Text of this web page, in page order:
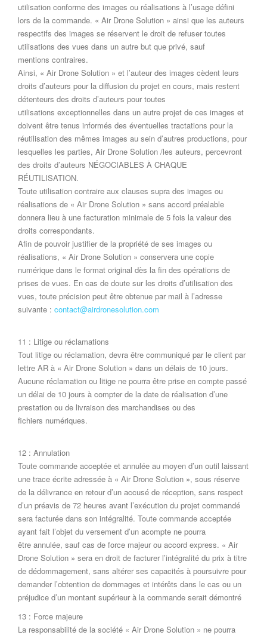
utilisation conforme des images ou réalisations à l’usage défini
lors de la commande. « Air Drone Solution » ainsi que les auteurs
respectifs des images se réservent le droit de refuser toutes
utilisations des vues dans un autre but que privé, sauf
mentions contraires.
Ainsi, « Air Drone Solution » et l’auteur des images cèdent leurs
droits d’auteurs pour la diffusion du projet en cours, mais restent
détenteurs des droits d’auteurs pour toutes
utilisations exceptionnelles dans un autre projet de ces images et
doivent être tenus informés des éventuelles tractations pour la
réutilisation des mêmes images au sein d’autres productions, pour
lesquelles les parties, Air Drone Solution /les auteurs, percevront
des droits d’auteurs NÉGOCIABLES À CHAQUE
RÉUTILISATION.
Toute utilisation contraire aux clauses supra des images ou
réalisations de « Air Drone Solution » sans accord préalable
donnera lieu à une facturation minimale de 5 fois la valeur des
droits correspondants.
Afin de pouvoir justifier de la propriété de ses images ou
réalisations, « Air Drone Solution » conservera une copie
numérique dans le format original dès la fin des opérations de
prises de vues. En cas de doute sur les droits d’utilisation des
vues, toute précision peut être obtenue par mail à l’adresse
suivante : contact@airdronesolution.com
11 : Litige ou réclamations
Tout litige ou réclamation, devra être communiqué par le client par
lettre AR à « Air Drone Solution » dans un délais de 10 jours.
Aucune réclamation ou litige ne pourra être prise en compte passé
un délai de 10 jours à compter de la date de réalisation d’une
prestation ou de livraison des marchandises ou des
fichiers numériques.
12 : Annulation
Toute commande acceptée et annulée au moyen d’un outil laissant
une trace écrite adressée à « Air Drone Solution », sous réserve
de la délivrance en retour d’un accusé de réception, sans respect
d’un préavis de 72 heures avant l’exécution du projet commandé
sera facturée dans son intégralité. Toute commande acceptée
ayant fait l’objet du versement d’un acompte ne pourra
être annulée, sauf cas de force majeur ou accord express. « Air
Drone Solution » sera en droit de facturer l’intégralité du prix à titre
de dédommagement, sans altérer ses capacités à poursuivre pour
demander l’obtention de dommages et intérêts dans le cas ou un
préjudice d’un montant supérieur à la commande serait démontré
13 : Force majeure
La responsabilité de la société « Air Drone Solution » ne pourra